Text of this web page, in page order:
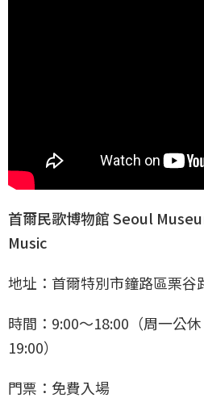
首爾民歌博物館 Seoul
Music
地址：首爾特別市鐘路區栗谷
時間：9:00～18:00（周一公
19:00）
門票：免費入場